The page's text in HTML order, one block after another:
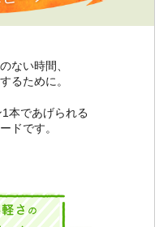
ない時間、
るために。
本であげられる
ドです。